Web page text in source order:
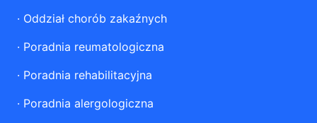
· Oddział chorób zakaźnych
· Poradnia reumatologiczna
· Poradnia rehabilitacyjna
· Poradnia alergologiczna